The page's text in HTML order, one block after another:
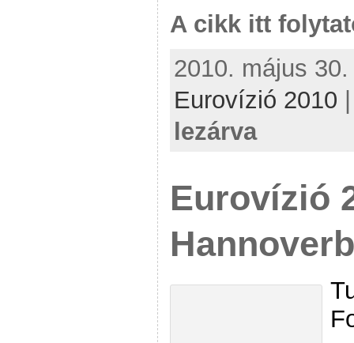
A cikk itt
2010. május
Eurovízió 2010
lezárva
Eurovízió